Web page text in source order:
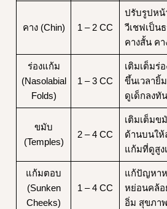
คาง (Chin) 1 – 2 CC
ปรับรูปหน้
วีเชฟเป็น
คางสั้น ค
ร่องแก้ม
(Nasolabial
Folds)
1 – 3 CC
เติมเต็มร่
ขึ้นเวลายิ้
ดูเด็กลงทั
ขมับ
(Temples)
2 – 4 CC
เติมเต็มข
ด้านบนให้
แก้มที่ดูสูง
แก้มตอบ
(Sunken
Cheeks)
1 – 4 CC
แก้ปัญหา
หย่อนคล้อ
อิ่ม สุขภา